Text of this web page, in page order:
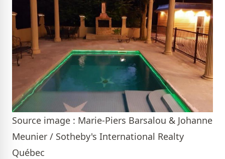
Source image : Marie-Piers Barsalou & Johanne
Meunier / Sotheby's International Realty
Québec